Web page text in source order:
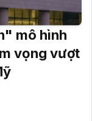
mô hình
vọng vượt